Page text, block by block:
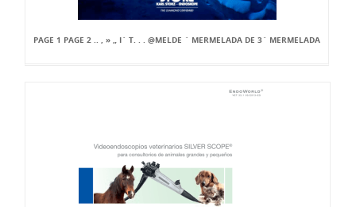
PAGE 1 PAGE 2 .. , » „ I` T. . . @MELDE ` MERMELADA DE 3` MERMELADA